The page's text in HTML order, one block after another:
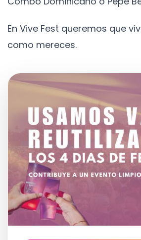
En Vive Fest queremos que
como mereces.